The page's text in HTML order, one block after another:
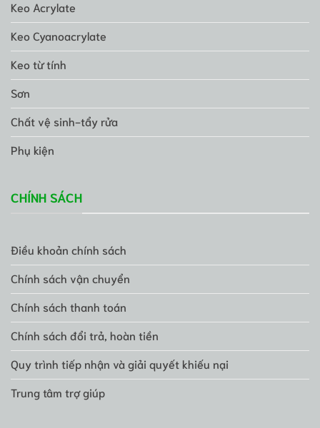
Keo Acrylate
Keo Cyanoacrylate
Keo từ tính
Sơn
Chất vệ sinh-tẩy rửa
Phụ kiện
CHÍNH SÁCH
Điều khoản chính sách
Chính sách vận chuyển
Chính sách thanh toán
Chính sách đổi trả, hoàn tiền
Quy trình tiếp nhận và giải quyết khiếu nại
Trung tâm trợ giúp